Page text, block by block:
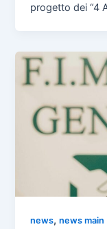
progetto dei “4
news,news main